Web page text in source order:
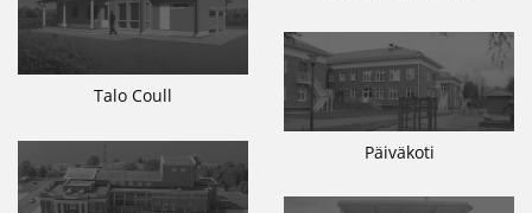
Talo Coull
Päiväkoti